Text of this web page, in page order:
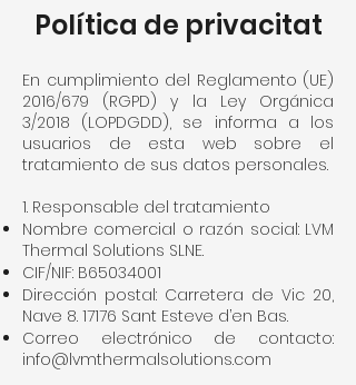
Política de privacitat
En cumplimiento del Reglamento (UE)
2016/679 (RGPD) y la Ley Orgánica
3/2018 (LOPDGDD), se informa a los
usuarios de esta web sobre el
tratamiento de sus datos personales.
1. Responsable del tratamiento
Nombre comercial o razón social: LVM
Thermal Solutions SLNE.
CIF/NIF: B65034001
Dirección postal: Carretera de Vic 20,
Nave 8. 17176 Sant Esteve d’en Bas.
Correo electrónico de contacto:
info@lvmthermalsolutions.com